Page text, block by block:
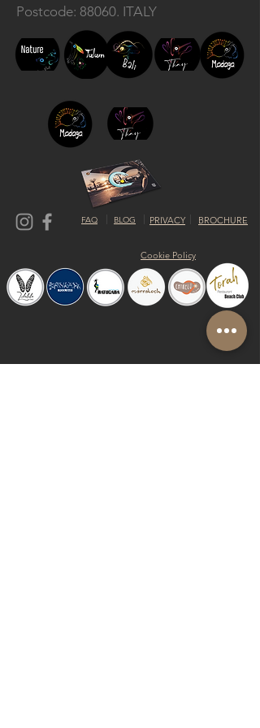
Postcode: 88060. ITALY
FAQ BLOG PRIVACY BROCHURE
Cookie Policy